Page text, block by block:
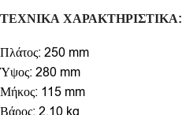
ΤΕΧΝΙΚΑ ΧΑΡΑΚΤΗΡΙΣΤΙΚΑ:
Πλάτος: 250 mm
Ύψος: 280 mm
Μήκος: 115 mm